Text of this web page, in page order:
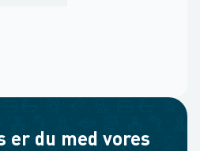
er du med vores